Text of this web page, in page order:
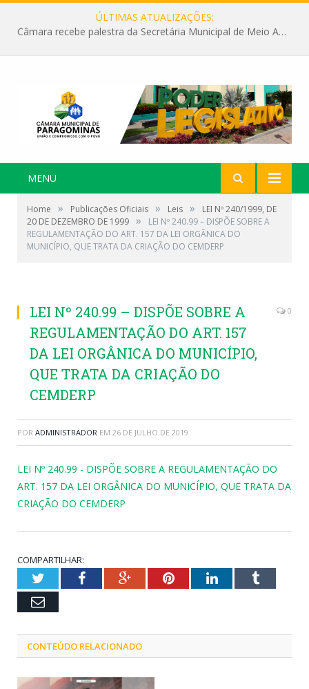
ÚLTIMAS ATUALIZAÇÕES:
Câmara recebe palestra da Secretária Municipal de Meio Ambiente sobre as ações da “SEMANA DO MEIO AMBIENTE”
MENU
Home » Publicações Oficiais » Leis »
LEI Nº 240/1999, DE
20 DE DEZEMBRO DE 1999 »
LEI Nº 240.99 – DISPÕE SOBRE A
REGULAMENTAÇÃO DO ART. 157 DA LEI ORGÂNICA DO
MUNICÍPIO, QUE TRATA DA CRIAÇÃO DO CEMDERP
LEI Nº 240.99 – DISPÕE SOBRE A
REGULAMENTAÇÃO DO ART. 157
DA LEI ORGÂNICA DO MUNICÍPIO,
QUE TRATA DA CRIAÇÃO DO
CEMDERP
0
POR ADMINISTRADOR EM 26 DE JULHO DE 2019
LEI Nº 240.99 - DISPÕE SOBRE A REGULAMENTAÇÃO DO
ART. 157 DA LEI ORGÂNICA DO MUNICÍPIO, QUE TRATA DA
CRIAÇÃO DO CEMDERP
COMPARTILHAR:
TwitterFacebookGoogle+PinterestLinkedInTumblr
Email
CONTEÚDO RELACIONADO